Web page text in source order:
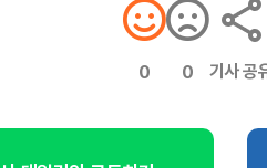
0 0 기사 공